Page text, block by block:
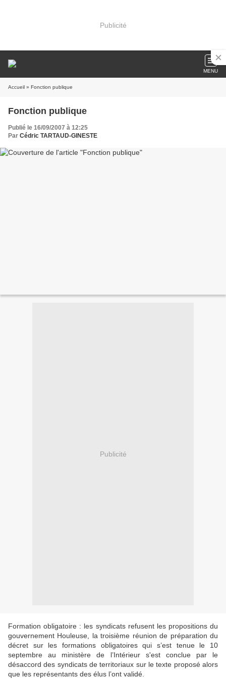
Publicité
MENU
Accueil » Fonction publique
Fonction publique
Publié le 16/09/2007 à 12:25
Par Cédric TARTAUD-GINESTE
Publicité
Formation obligatoire : les syndicats refusent les propositions du
gouvernement Houleuse, la troisième réunion de préparation du
décret sur les formations obligatoires qui s’est tenue le 10
septembre au ministère de l’Intérieur s'est conclue par le
désaccord des syndicats de territoriaux sur le texte proposé alors
que les représentants des élus l’ont validé.